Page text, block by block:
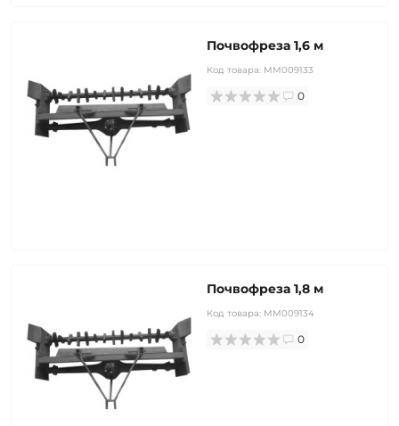
Почвофреза 1,6 м
Код товара: MM009133
0
Почвофреза 1,8 м
Код товара: MM009134
0